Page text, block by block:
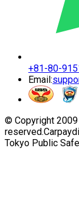
+81-80-
Email:
© Copyright
reserved.
Tokyo Public